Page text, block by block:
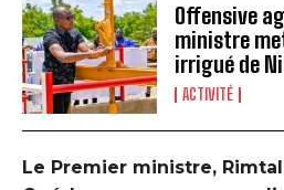
Offensive
ministre
irrigué de
ACTIVITÉ
Le Premier ministre,